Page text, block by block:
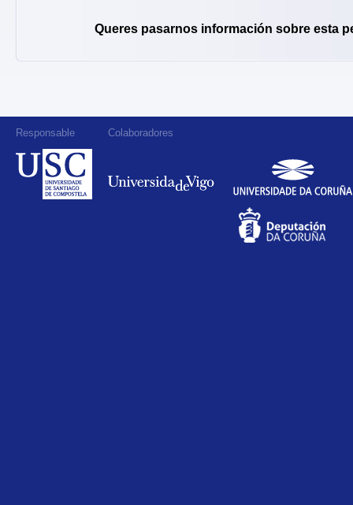
Queres pasarnos información sobre esta
Responsable Colaboradores